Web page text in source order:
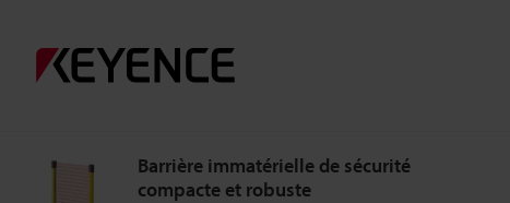
Barrière immatérielle de sécurité
compacte et robuste